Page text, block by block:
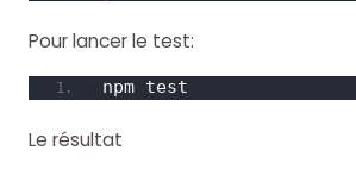
Pour lancer le test:
npm test
Le résultat